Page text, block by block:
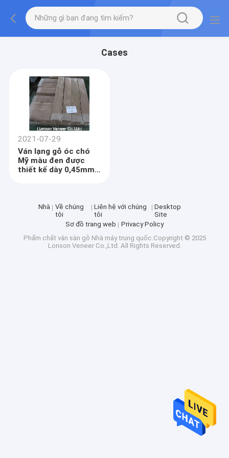
Cases
2021-07-29
Ván lạng gỗ óc chó
Mỹ màu đen được
thiết kế dày 0,45mm
Nhà
Về chúng
tôi
Liên hệ với chúng
tôi
Desktop
Site
Sơ đồ trang web
Privacy Policy
Phẩm chất ván sàn gỗ Nhà máy trung quốc.Copyright © 2025
Lonson Veneer Co.,Ltd. All Rights Reserved.